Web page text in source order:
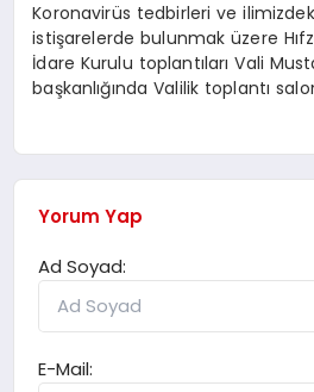
MAGAZIN
TEKNOLOJI
Koronavirüs tedbirleri ve
istişarelerde bulunmak üzere
İdare Kurulu toplantıları Vali
başkanlığında Valilik toplantı
Yorum Yap
Ad Soyad:
E-Mail: